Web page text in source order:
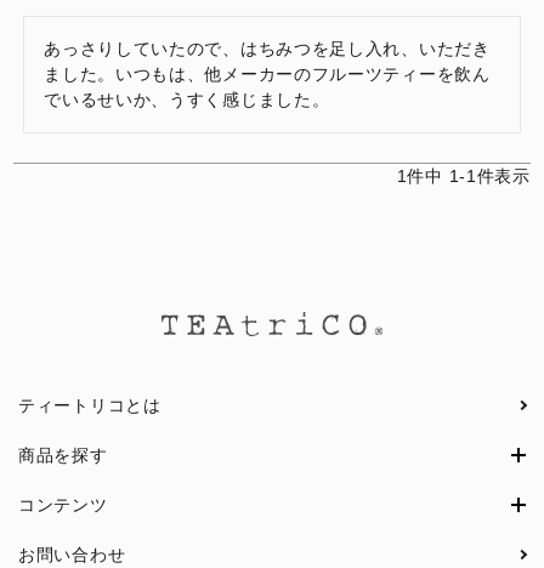
あっさりしていたので、はちみつを足し入れ、いただき
ました。いつもは、他メーカーのフルーツティーを飲ん
でいるせいか、うすく感じました。
1件中 1-1 件表示
ティートリコとは
商品を探す
コンテンツ
お問い合わせ